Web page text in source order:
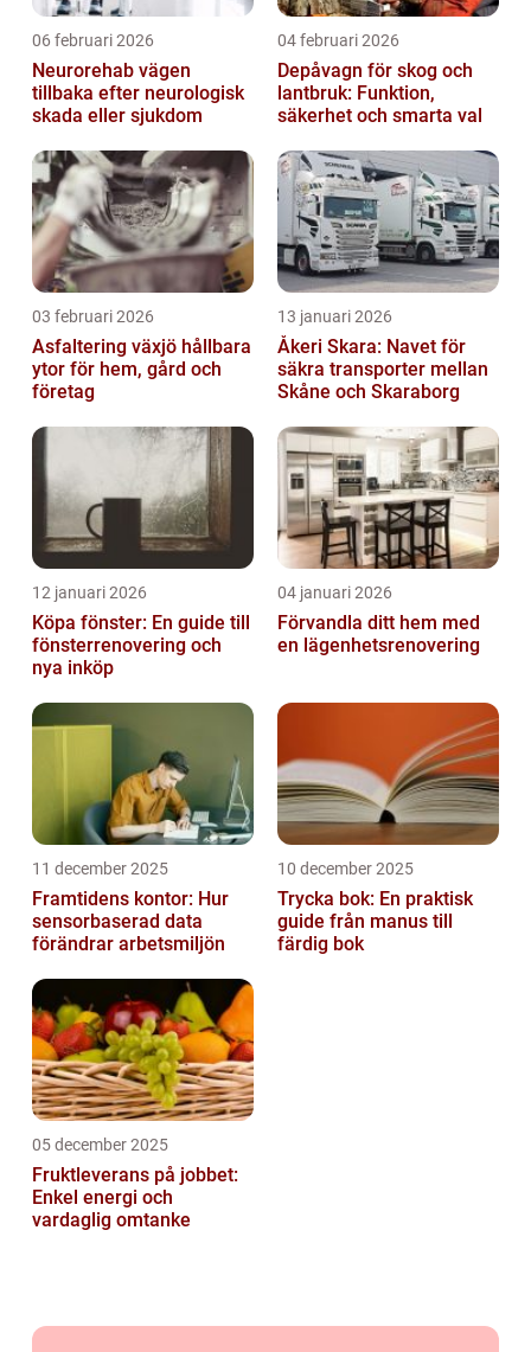
06 februari 2026
Neurorehab vägen
tillbaka efter neurologisk
skada eller sjukdom
04 februari 2026
Depåvagn för skog och
lantbruk: Funktion,
säkerhet och smarta val
03 februari 2026
Asfaltering växjö hållbara
ytor för hem, gård och
företag
13 januari 2026
Åkeri Skara: Navet för
säkra transporter mellan
Skåne och Skaraborg
12 januari 2026
Köpa fönster: En guide till
fönsterrenovering och
nya inköp
04 januari 2026
Förvandla ditt hem med
en lägenhetsrenovering
11 december 2025
Framtidens kontor: Hur
sensorbaserad data
förändrar arbetsmiljön
10 december 2025
Trycka bok: En praktisk
guide från manus till
färdig bok
05 december 2025
Fruktleverans på jobbet:
Enkel energi och
vardaglig omtanke